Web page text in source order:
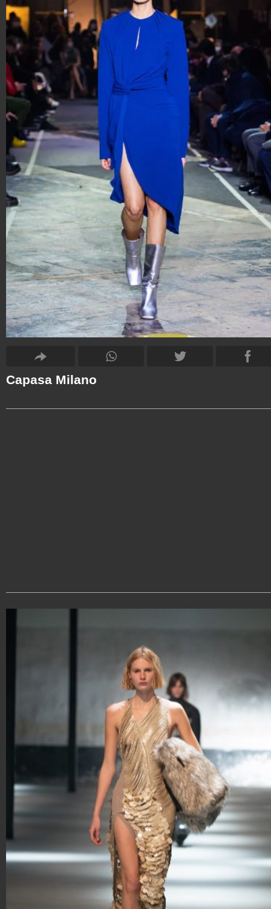
Capasa Milano